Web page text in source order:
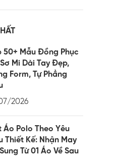
50+ Mẫu Đồng Phục
Mi Dài Tay Đẹp,
Form, Tự Phẳng
2026
Polo Theo Yêu
Thiết Kế: Nhận May
Từ 01 Áo Về Sau